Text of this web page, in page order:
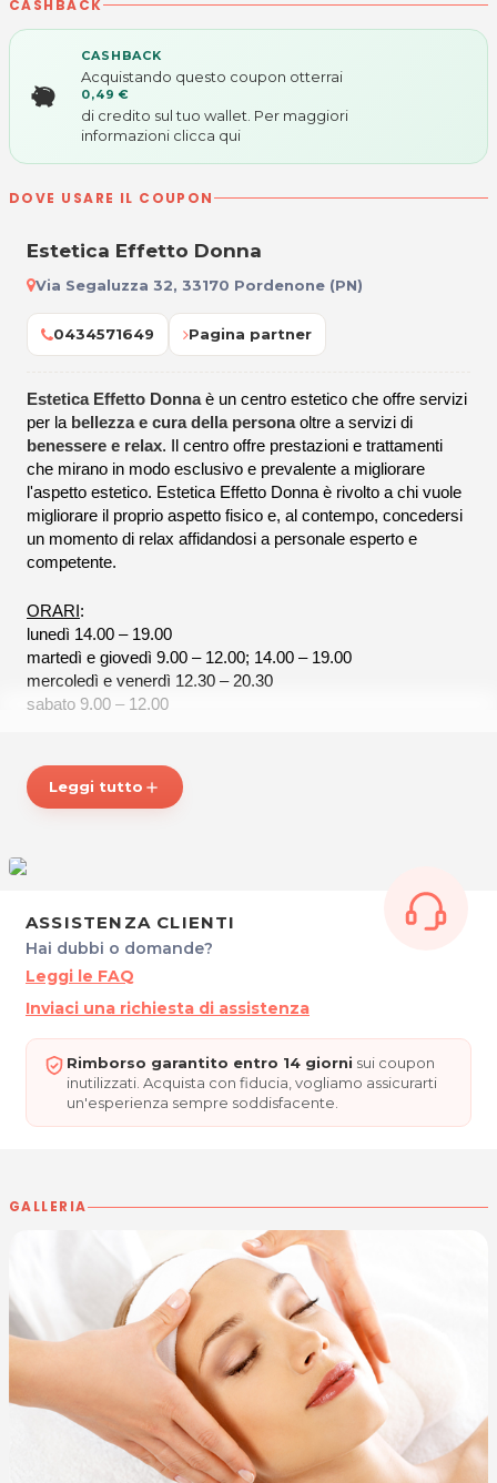
CASHBACK
CASHBACK
Acquistando questo coupon otterrai
0,49 €
di credito sul tuo wallet. Per maggiori
informazioni clicca qui
DOVE USARE IL COUPON
Estetica Effetto Donna
Via Segaluzza 32, 33170 Pordenone (PN)
0434571649 Pagina partner
Estetica Effetto Donnaè un centro estetico che offre servizi
per la bellezza e cura della personaoltre a servizi di
benessere e relax. Il centro offre prestazioni e trattamenti
che mirano in modo esclusivo e prevalente a migliorare
l'aspetto estetico. Estetica Effetto Donna è rivolto a chi vuole
migliorare il proprio aspetto fisico e, al contempo, concedersi
un momento di relax affidandosi a personale esperto e
competente.
ORARI :
lunedì 14.00 – 19.00
martedì e giovedì 9.00 – 12.00; 14.00 – 19.00
mercoledì e venerdì 12.30 – 20.30
sabato 9.00 – 12.00
Via Segaluzza, 32
33170 PORDENONE
acquisto scrivi aposta@espevia.it
Leggi tutto add
ASSISTENZA CLIENTI
Hai dubbi o domande?
Leggi le FAQ
Inviaci una richiesta di assistenza
Rimborso garantito entro 14 giorni sui coupon
inutilizzati. Acquista con fiducia, vogliamo assicurarti
un'esperienza sempre soddisfacente.
GALLERIA